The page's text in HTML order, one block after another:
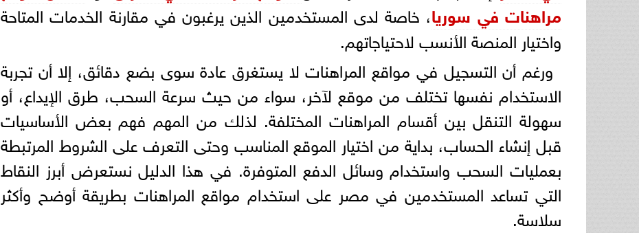
مراهنات في سوريا، خاصة لدى المستخدمين الذين يرغبون في مقارنة الخدمات المتاحة
واختيار المنصة الأنسب لاحتياجاتهم.
ورغم أن التسجيل في مواقع المراهنات لا يستغرق عادة سوى بضع دقائق، إلا أن تجربة
الاستخدام نفسها تختلف من موقع لآخر، سواء من حيث سرعة السحب، طرق الإيداع، أو
سهولة التنقل بين أقسام المراهنات المختلفة. لذلك من المهم فهم بعض الأساسيات
قبل إنشاء الحساب، بداية من اختيار الموقع المناسب وحتى التعرف على الشروط المرتبطة
بعمليات السحب واستخدام وسائل الدفع المتوفرة. في هذا الدليل نستعرض أبرز النقاط
التي تساعد المستخدمين في مصر على استخدام مواقع المراهنات بطريقة أوضح وأكثر
سلاسة.